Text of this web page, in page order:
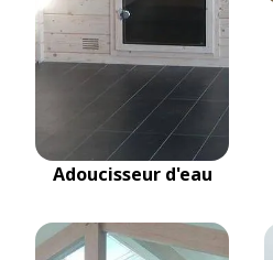
Adoucisseur d'eau